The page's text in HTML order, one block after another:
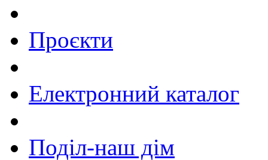
Проєкти
Електронний каталог
Поділ-наш дім